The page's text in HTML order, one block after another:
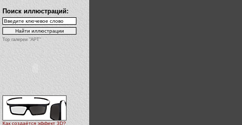
Поиск иллюстраций:
Top галереи "АРТ"
Как создаётся эффект 3D?